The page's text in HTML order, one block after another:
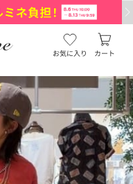
お気に入り カート